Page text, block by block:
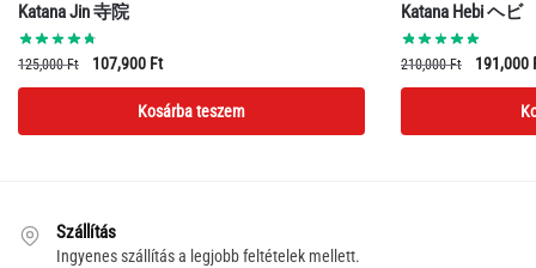
Katana Jin 寺院
125,000Ft
Original
price
125,000 Ft.
107,900 FtCurrent
price
is:
107,900 Ft.
Kosárba teszem
Katana Hebi ヘビ
210,000Ft
Original
price
210,000
191,000
Szállítás
Ingyenes szállítás a legjobb feltételek mellett.